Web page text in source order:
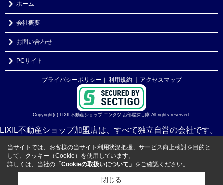
ホーム
会社概要
お問い合わせ
PCサイト
プライバシーポリシー ｜ 利用規約 ｜アクセスマップ
Copyright(c) LIXIL不動産ショップ エンタツ お部屋探し隊 All rights reserved.
LIXIL不動産ショップ加盟店は、すべて独立自営の会社です。
当サイトでは、お客様の当サイト利用状況把握、サービス向上検討を目的と
して、クッキー（Cookie）を使用しています。
詳しくは、当社の 「Cookieの取扱いについて」 をご確認ください。
閉じる